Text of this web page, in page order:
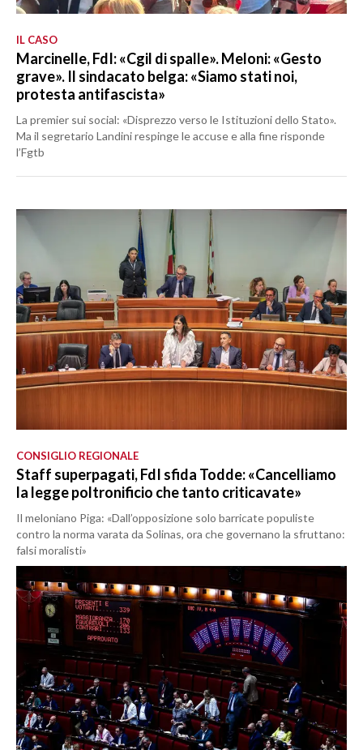
IL CASO
Marcinelle, FdI: «Cgil di spalle». Meloni: «Gesto
grave». Il sindacato belga: «Siamo stati noi,
protesta antifascista»
La premier sui social: «Disprezzo verso le Istituzioni dello Stato».
Ma il segretario Landini respinge le accuse e alla fine risponde
l’Fgtb
CONSIGLIO REGIONALE
Staff superpagati, FdI sfida Todde: «Cancelliamo
la legge poltronificio che tanto criticavate»
Il meloniano Piga: «Dall’opposizione solo barricate populiste
contro la norma varata da Solinas, ora che governano la sfruttano:
falsi moralisti»